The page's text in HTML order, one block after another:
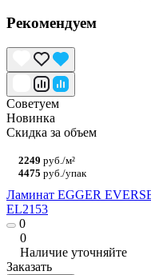
Рекомендуем
Советуем
Новинка
Скидка за объем
2249 руб./м²
4475 руб./упак
Ламинат EGGER
EL2153
0
0
Наличие уточняйте
Заказать